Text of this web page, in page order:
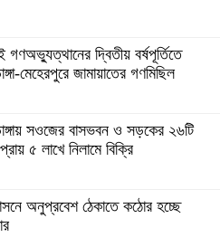
গণঅভ্যুত্থানের দ্বিতীয় বর্ষপূর্তিতে
মেহেরপুরে জামায়াতের গণমিছিল
সওজের বাসভবন ও সড়কের ২৬টি
৫ লাখে নিলামে বিক্রি
অনুপ্রবেশ ঠেকাতে কঠোর হচ্ছে